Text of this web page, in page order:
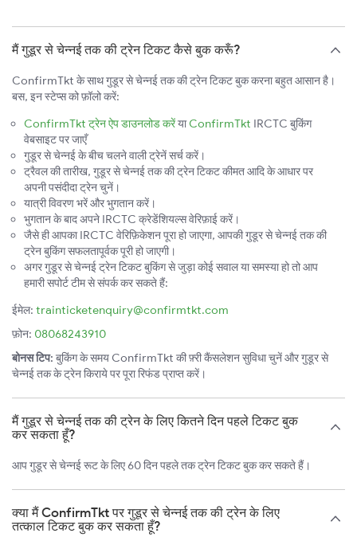
मैं गुडूर से चेन्नई तक की ट्रेन टिकट कैसे बुक करूँ?
ConfirmTkt के साथ गुडूर से चेन्नई तक की ट्रेन टिकट बुक करना बहुत आसान है।
बस, इन स्टेप्स को फ़ॉलो करें:
ConfirmTkt ट्रेन ऐप डाउनलोड करेंयाConfirmTkt IRCTC बुकिंग
वेबसाइट पर जाएँ
गुडूर से चेन्नई के बीच चलने वाली ट्रेनें सर्च करें।
ट्रैवल की तारीख, गुडूर से चेन्नई तक की ट्रेन टिकट कीमत आदि के आधार पर
अपनी पसंदीदा ट्रेन चुनें।
यात्री विवरण भरें और भुगतान करें।
भुगतान के बाद अपने IRCTC क्रेडेंशियल्स वेरिफ़ाई करें।
जैसे ही आपका IRCTC वेरिफ़िकेशन पूरा हो जाएगा, आपकी गुडूर से चेन्नई तक की
ट्रेन बुकिंग सफलतापूर्वक पूरी हो जाएगी।
अगर गुडूर से चेन्नई ट्रेन टिकट बुकिंग से जुड़ा कोई सवाल या समस्या हो तो आप
हमारी सपोर्ट टीम से संपर्क कर सकते हैं:
ईमेल: trainticketenquiry@confirmtkt.com
फ़ोन: 08068243910
बोनस टिप: बुकिंग के समय ConfirmTkt की फ़्री कैंसलेशन सुविधा चुनें और गुडूर से
चेन्नई तक के ट्रेन किराये पर पूरा रिफंड प्राप्त करें।
मैं गुडूर से चेन्नई तक की ट्रेन के लिए कितने दिन पहले टिकट बुक
कर सकता हूँ?
आप गुडूर से चेन्नई रूट के लिए 60 दिन पहले तक ट्रेन टिकट बुक कर सकते हैं।
क्या मैं ConfirmTkt पर गुडूर से चेन्नई तक की ट्रेन के लिए
तत्काल टिकट बुक कर सकता हूँ?